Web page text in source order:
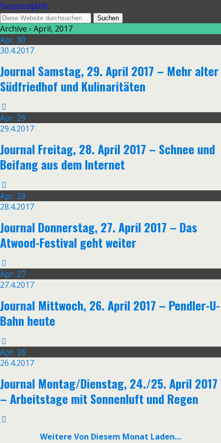
Vorspeisenplatte
Archive › April, 2017
Apr. 30
30.4.2017
Journal Samstag, 29. April 2017 – Mehr alter
Südfriedhof und Kulinaritäten
Apr. 29
29.4.2017
Journal Freitag, 28. April 2017 – Schnee und
Beifang aus dem Internet
Apr. 28
28.4.2017
Journal Donnerstag, 27. April 2017 – Das
Atwood-Festival geht weiter
Apr. 27
27.4.2017
Journal Mittwoch, 26. April 2017 – Pendler-U-
Bahn heute
Apr. 26
26.4.2017
Journal Montag/Dienstag, 24./25. April 2017
– Arbeitstage mit Sonnenluft und Regen
Weitere Von Diesem Monat Laden…